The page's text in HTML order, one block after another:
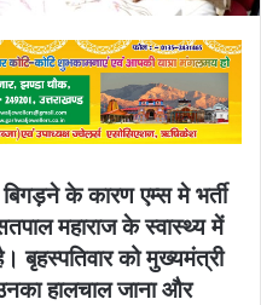
के कारण एम्स मे भर्ती
महाराज के स्वास्थ्य में
बृहस्पतिवार को मुख्यमंत्री
हालचाल जाना और